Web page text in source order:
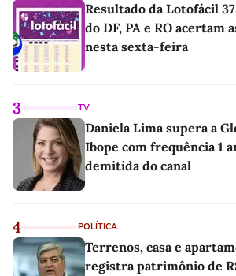
Resultado da Lotofácil
do DF, PA e RO acertam
nesta sexta-feira
3 TV
Daniela Lima supera a
Ibope com frequência 1
demitida do canal
4 POLÍTICA
Terrenos, casa e
registra patrimônio de